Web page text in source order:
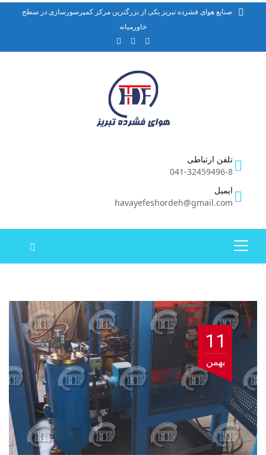
صنایع هوای فشرده تبریز یکی از بزرگترین مرکز کمپرسورسازی در سطح
خاورمیانه
تلفن ارتباطی
041-32459496-8
ایمیل
havayefeshordeh@gmail.com
11
بهمن